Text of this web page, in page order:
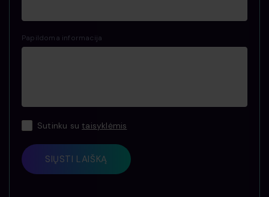
Papildoma informacija
Sutinku sutaisyklėmis
SIŲSTI LAIŠKĄ